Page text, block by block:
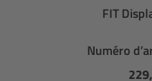
FIT
Numéro